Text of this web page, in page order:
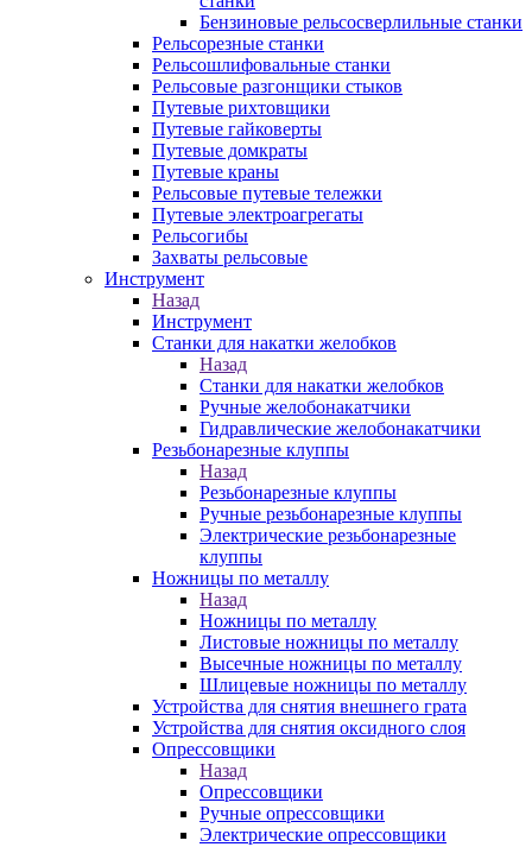
Бензиновые рельсосверлильные станки
Рельсорезные станки
Рельсошлифовальные станки
Рельсовые разгонщики стыков
Путевые рихтовщики
Путевые гайковерты
Путевые домкраты
Путевые краны
Рельсовые путевые тележки
Путевые электроагрегаты
Рельсогибы
Захваты рельсовые
Инструмент
Назад
Инструмент
Станки для накатки желобков
Назад
Станки для накатки желобков
Ручные желобонакатчики
Гидравлические желобонакатчики
Резьбонарезные клуппы
Назад
Резьбонарезные клуппы
Ручные резьбонарезные клуппы
Электрические резьбонарезные
клуппы
Ножницы по металлу
Назад
Ножницы по металлу
Листовые ножницы по металлу
Высечные ножницы по металлу
Шлицевые ножницы по металлу
Устройства для снятия внешнего грата
Устройства для снятия оксидного слоя
Опрессовщики
Назад
Опрессовщики
Ручные опрессовщики
Электрические опрессовщики